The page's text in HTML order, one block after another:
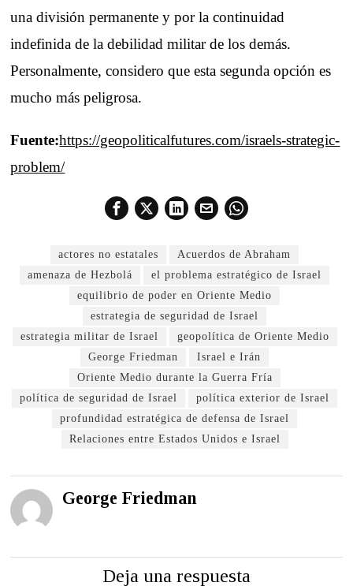
una división permanente y por la continuidad
indefinida de la debilidad militar de los demás.
Personalmente, considero que esta segunda opción es
mucho más peligrosa.
Fuente:https://geopoliticalfutures.com/israels-strategic-
problem/
actores no estatales
Acuerdos de Abraham
amenaza de Hezbolá
el problema estratégico de Israel
equilibrio de poder en Oriente Medio
estrategia de seguridad de Israel
estrategia militar de Israel
geopolítica de Oriente Medio
George Friedman
Israel e Irán
Oriente Medio durante la Guerra Fría
política de seguridad de Israel
política exterior de Israel
profundidad estratégica de defensa de Israel
Relaciones entre Estados Unidos e Israel
George Friedman
Deja una respuesta